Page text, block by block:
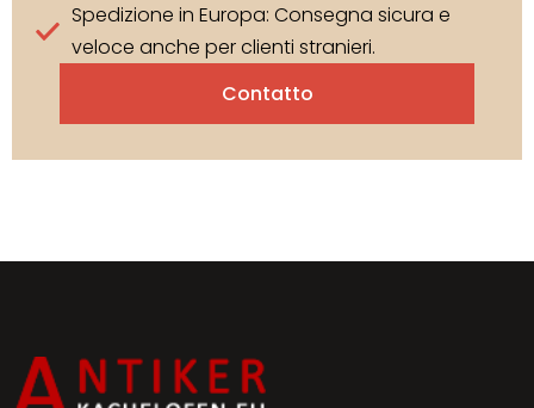
Spedizione in Europa: Consegna sicura e
veloce anche per clienti stranieri.
Contatto